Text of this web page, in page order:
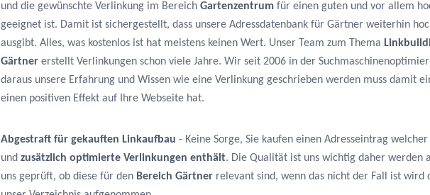
und die gewünschte Verlinkung im Bereich Gartenzentrum für einen guten und vor allem
geeignet ist. Damit ist sichergestellt, dass unsere Adressdatenbank für Gärtner weiterhin
ausgibt. Alles, was kostenlos ist hat meistens keinen Wert. Unser Team zum Thema
Gärtner erstellt Verlinkungen schon viele Jahre. Wir seit 2006 in der
daraus unsere Erfahrung und Wissen wie eine Verlinkung geschrieben werden muss damit
einen positiven Effekt auf Ihre Webseite hat.
Abgestraft für gekauften Linkaufbau - Keine Sorge, Sie kaufen einen Adresseintrag
und zusätzlich optimierte Verlinkungen enthält. Die Qualität ist uns wichtig daher werden
uns geprüft, ob diese für den Bereich Gärtner relevant sind, wenn das nicht der Fall ist wird